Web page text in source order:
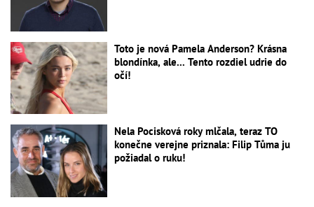
Toto je nová Pamela Anderson? Krásna
blondínka, ale... Tento rozdiel udrie do
očí!
Nela Pocisková roky mlčala, teraz TO
konečne verejne priznala: Filip Tůma ju
požiadal o ruku!